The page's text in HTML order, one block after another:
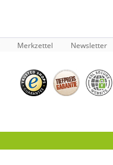
Merkzettel Newsletter